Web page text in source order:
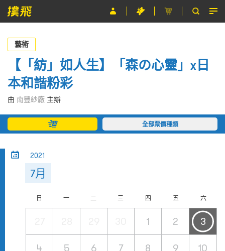
節目
主辦單位
關於撲飛
條款及細則
EN
藝術
【「紡」如人生】「森の心靈」x日
本和諧粉彩
由 南豐紗廠 主辦
全部票價種類
2021
7月
日 一 二 三 四 五 六
1 2 3
4 5 6 7 8 9 10